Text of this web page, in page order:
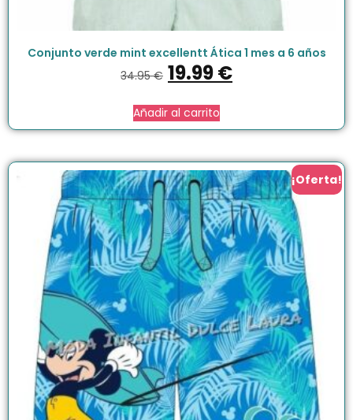
Conjunto verde mint excellentt Ática 1 mes a 6 años
34.95€ 19.99€
Añadir al carrito
¡Oferta!